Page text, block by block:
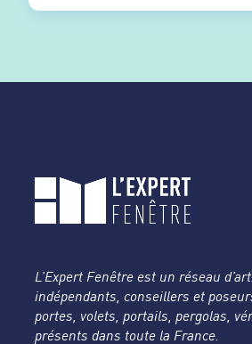
L’Expert Fenêtre est un réseau
indépendants, conseillers et
portes, volets, portails, pergolas,
présents dans toute la France.